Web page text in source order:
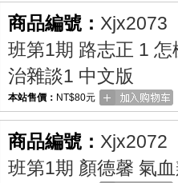
商品編號： Xjx2073
班第1期 路志正 1
治雜談1 中文版
本站售價： NT$80元
商品編號： Xjx2072
班第1期 顏德馨 氣